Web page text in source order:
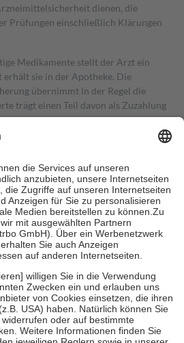
dienen, die
Prüfungen einschließlich Klärungen
Medikamente stellt der Arzt ein
erhält sie in der Apotheke. Die
übernimmt in der Regel die
trägt einen Teil davon als Zuzahlung
Zuzahlungen in Höhe von zehn
jedoch nie mehr als die tatsächlichen
auch für Online-Apotheken.
Krankenpflege beträgt die
Kosten sowie zehn Euro je
für ihre eigene Gesundheit zu
der Familie zu unterstützen,
bei:
bis zum vollendeten 18. Lebensjahr
und Früherkennung, die von der